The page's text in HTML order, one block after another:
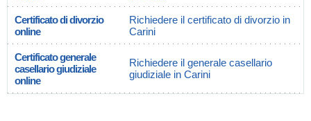
Certificato di divorzio
online
Richiedere il certificato di divorzio in
Carini
Certificato generale
casellario giudiziale
online
Richiedere il generale casellario
giudiziale in Carini